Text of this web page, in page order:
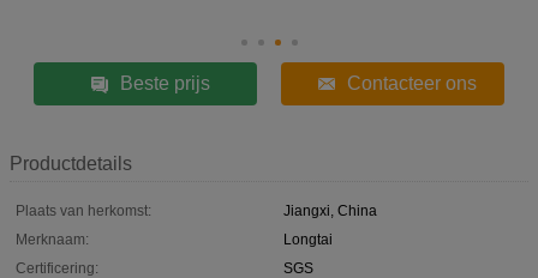
Beste prijs Contacteer ons
Productdetails
Plaats van herkomst:
Jiangxi, China
Merknaam:
Longtai
Certificering:
SGS